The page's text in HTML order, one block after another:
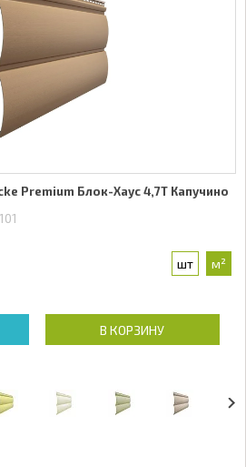
Premium Блок-Хаус 4,7Т Капучино
шт м²
В КОРЗИНУ